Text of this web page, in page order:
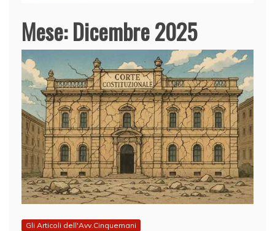
Mese:Dicembre 2025
Gli Articoli dell'Avv.Cinquemani